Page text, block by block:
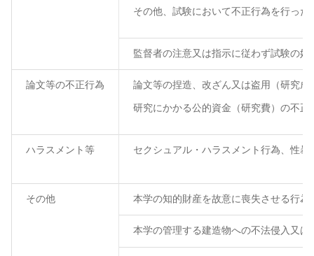
その他、試験において不正行為を行った
監督者の注意又は指示に従わず試験の妨
論文等の不正行為 論文等の捏造、改ざん又は盗用（研究
研究にかかる公的資金（研究費）の不正
ハラスメント等 セクシュアル・ハラスメント行為、性
その他 本学の知的財産を故意に喪失させる行為
本学の管理する建造物への不法侵入又